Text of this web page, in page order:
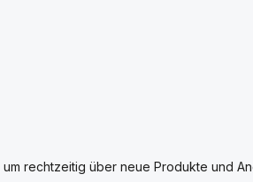
rechtzeitig über neue Produkte und